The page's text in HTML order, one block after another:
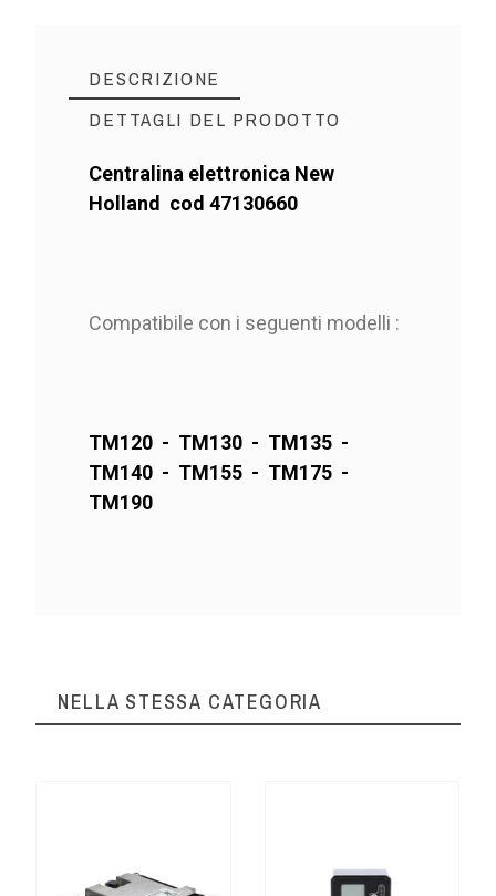
DESCRIZIONE
DETTAGLI DEL PRODOTTO
Centralina elettronica New
Holland cod 47130660
Compatibile con i seguenti modelli :
TM120 - TM130 - TM135 -
TM140 - TM155 - TM175 -
TM190
NELLA STESSA CATEGORIA